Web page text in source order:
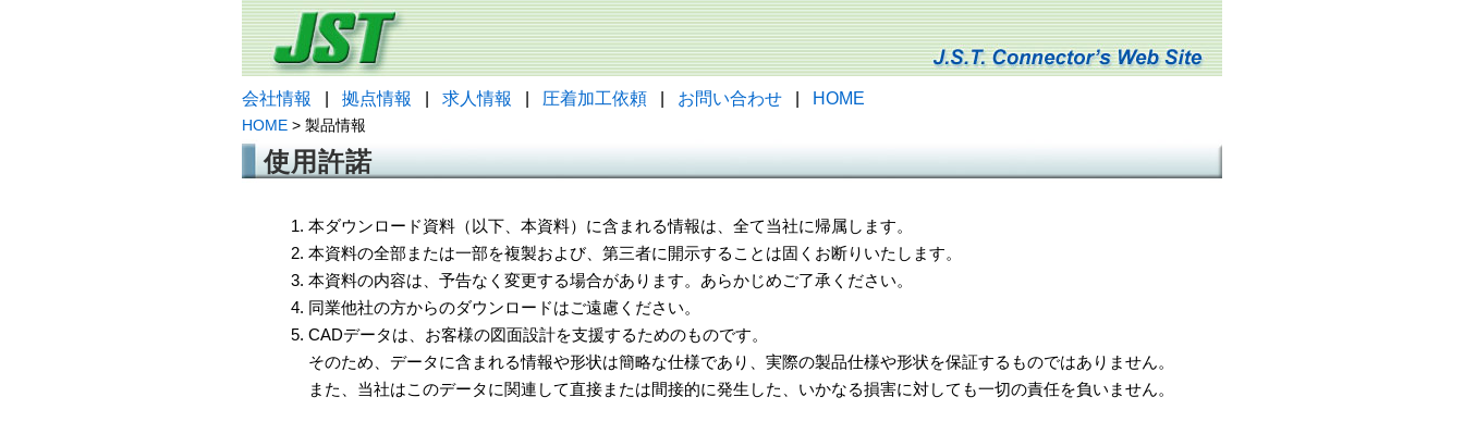
会社情報 拠点情報 求人情報 圧着加工依頼 お問い合わせ HOME
HOME > 製品情報
使用許諾
1. 本ダウンロード資料（以下、本資料）に含まれる情報は、全て当社に帰属します。
2. 本資料の全部または一部を複製および、第三者に開示することは固くお断りいたします。
3. 本資料の内容は、予告なく変更する場合があります。あらかじめご了承ください。
4. 同業他社の方からのダウンロードはご遠慮ください。
5. CADデータは、お客様の図面設計を支援するためのものです。
そのため、データに含まれる情報や形状は簡略な仕様であり、実際の製品仕様や形状を保証するものではありません。
また、当社はこのデータに関連して直接または間接的に発生した、いかなる損害に対しても一切の責任を負いません。